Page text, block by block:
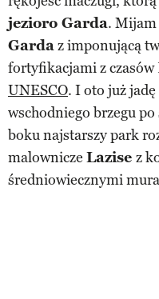
jezioro Garda.
Gardaz imponującą
fortyfikacjami z
UNESCO. I oto już jadę
wschodniego brzegu
boku najstarszy park
malownicze Lazise z
średniowiecznymi